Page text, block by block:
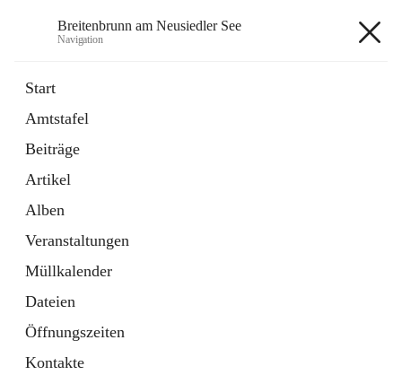
Breitenbrunn am Neusiedler See
Navigation
Start
Amtstafel
Beiträge
Artikel
Alben
Veranstaltungen
Müllkalender
Dateien
Öffnungszeiten
Kontakte
18 Schnellzugriffe
Gemeindeservice